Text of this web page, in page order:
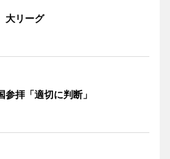
リーグ
参拝「適切に判断」